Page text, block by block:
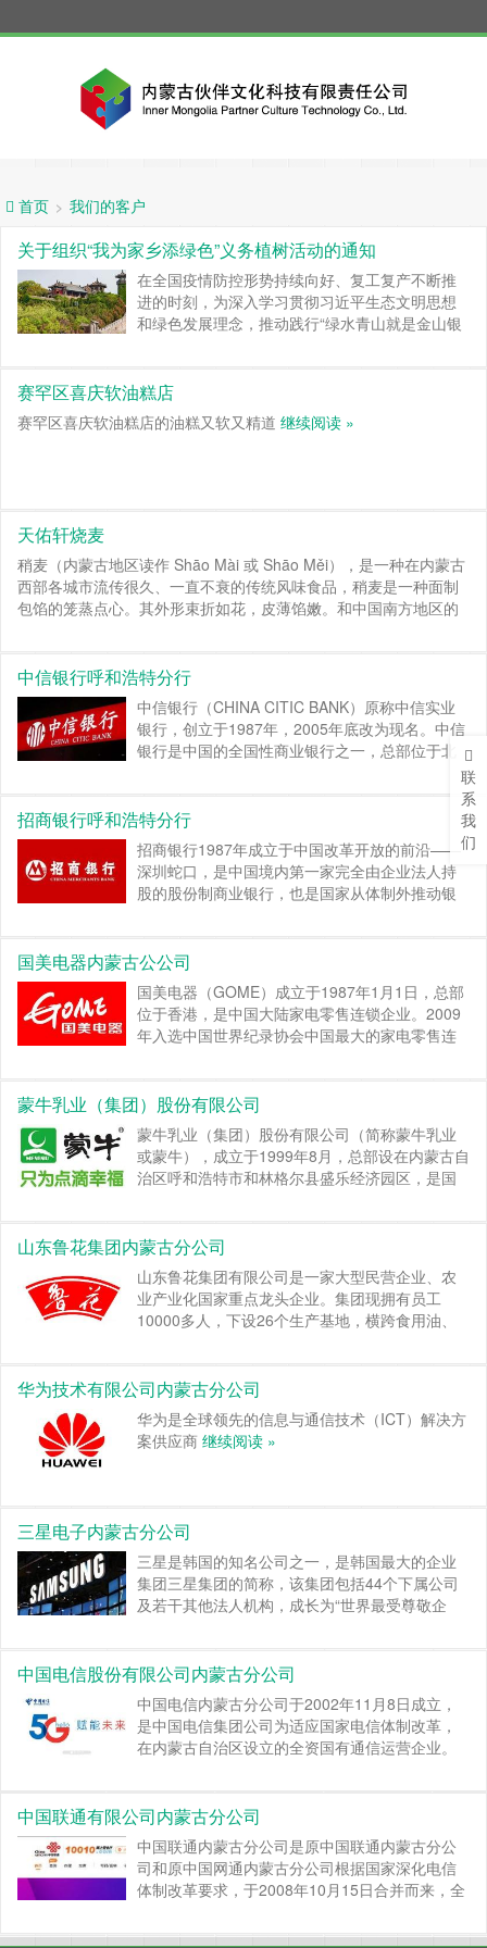
首页 > 我们的客户
关于组织“我为家乡添绿色”义务植树活动的通知
在全国疫情防控形势持续向好、复工复产不断推
进的时刻，为深入学习贯彻习近平生态文明思想
和绿色发展理念，推动践行“绿水青山就是金山银
复，扩大城乡绿色空间，内蒙古自治区旅游协会
在行业内发起“我为家乡添绿色”义务植树活动，我
会会员单位可以集体报名参加此次活动。
赛罕区喜庆软油糕店
赛罕区喜庆软油糕店的油糕又软又精道 继续阅读 »
天佑轩烧麦
稍麦（内蒙古地区读作 Shāo Mài 或 Shāo Měi），是一种在内蒙古
西部各城市流传很久、一直不衰的传统风味食品，稍麦是一种面制
包馅的笼蒸点心。其外形束折如花，皮薄馅嫩。和中国南方地区的
写作“烧麦”、“烧卖”、“稍美”“稍梅”、“烧梅”、“稍卖”等。
中信银行呼和浩特分行
中信银行（CHINA CITIC BANK）原称中信实业
银行，创立于1987年，2005年底改为现名。中信
银行是中国的全国性商业银行之一，总部位于北
招商银行呼和浩特分行
招商银行1987年成立于中国改革开放的前沿——
深圳蛇口，是中国境内第一家完全由企业法人持
股的股份制商业银行，也是国家从体制外推动银
国美电器内蒙古公公司
国美电器（GOME）成立于1987年1月1日，总部
位于香港，是中国大陆家电零售连锁企业。2009
年入选中国世界纪录协会中国最大的家电零售连
蒙牛乳业（集团）股份有限公司
蒙牛乳业（集团）股份有限公司（简称蒙牛乳业
或蒙牛），成立于1999年8月，总部设在内蒙古自
治区呼和浩特市和林格尔县盛乐经济园区，是国
山东鲁花集团内蒙古分公司
山东鲁花集团有限公司是一家大型民营企业、农
业产业化国家重点龙头企业。集团现拥有员工
10000多人，下设26个生产基地，横跨食用油、
华为技术有限公司内蒙古分公司
华为是全球领先的信息与通信技术（ICT）解决方
案供应商 继续阅读 »
三星电子内蒙古分公司
三星是韩国的知名公司之一，是韩国最大的企业
集团三星集团的简称，该集团包括44个下属公司
及若干其他法人机构，成长为“世界最受尊敬企
中国电信股份有限公司内蒙古分公司
中国电信内蒙古分公司于2002年11月8日成立，
是中国电信集团公司为适应国家电信体制改革，
在内蒙古自治区设立的全资国有通信运营企业。
中国联通有限公司内蒙古分公司
中国联通内蒙古分公司是原中国联通内蒙古分公
司和原中国网通内蒙古分公司根据国家深化电信
体制改革要求，于2008年10月15日合并而来，全
公司，隶属于中国联合网络通信有限公司。继续
联
系
我
们